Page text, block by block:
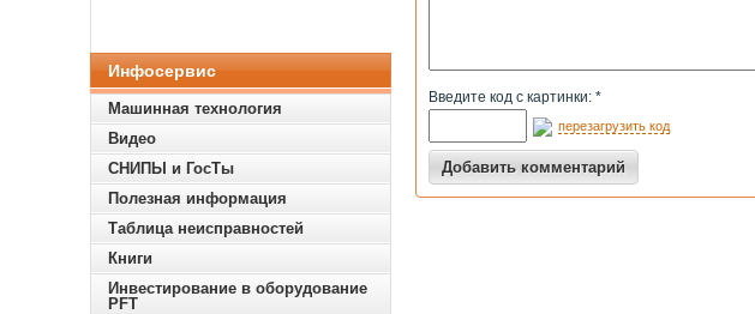
Введите код с картинки: *
перезагрузить код
Инфосервис
Машинная технология
Видео
СНИПЫ и ГосТы
Полезная информация
Таблица неисправностей
Книги
Инвестирование в оборудование
PFT